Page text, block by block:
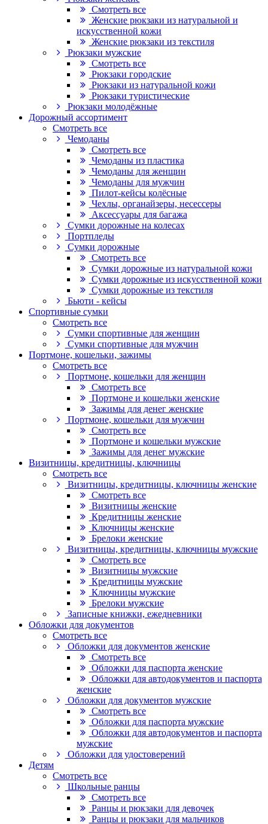
Смотреть все
Женские рюкзаки из натуральной и
искусственной кожи
Женские рюкзаки из текстиля
Рюкзаки мужские
Смотреть все
Рюкзаки городские
Рюкзаки из натуральной кожи
Рюкзаки туристические
Рюкзаки молодёжные
Дорожный ассортимент
Смотреть все
Чемоданы
Смотреть все
Чемоданы из пластика
Чемоданы для женщин
Чемоданы для мужчин
Пилот-кейсы колёсные
Чехлы, органайзеры, несессеры
Аксессуары для багажа
Сумки дорожные на колесах
Портпледы
Сумки дорожные
Смотреть все
Сумки дорожные из натуральной кожи
Сумки дорожные из искусственной кожи
Сумки дорожные из текстиля
Бьюти - кейсы
Спортивные сумки
Смотреть все
Сумки спортивные для женщин
Сумки спортивные для мужчин
Портмоне, кошельки, зажимы
Смотреть все
Портмоне, кошельки для женщин
Смотреть все
Портмоне и кошельки женские
Зажимы для денег женские
Портмоне, кошельки для мужчин
Смотреть все
Портмоне и кошельки мужские
Зажимы для денег мужские
Визитницы, кредитницы, ключницы
Смотреть все
Визитницы, кредитницы, ключницы женские
Смотреть все
Визитницы женские
Кредитницы женские
Ключницы женские
Брелоки женские
Визитницы, кредитницы, ключницы мужские
Смотреть все
Визитницы мужские
Кредитницы мужские
Ключницы мужские
Брелоки мужские
Записные книжки, ежедневники
Обложки для документов
Смотреть все
Обложки для документов женские
Смотреть все
Обложки для паспорта женские
Обложки для автодокументов и паспорта
женские
Обложки для документов мужские
Смотреть все
Обложки для паспорта мужские
Обложки для автодокументов и паспорта
мужские
Обложки для удостоверений
Детям
Смотреть все
Школьные ранцы
Смотреть все
Ранцы и рюкзаки для девочек
Ранцы и рюкзаки для мальчиков